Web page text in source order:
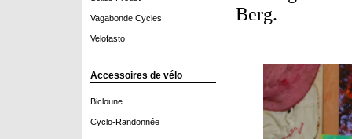
Vagabonde Cycles
Velofasto
Accessoires de vélo
Bicloune
Cyclo-Randonnée
Berg.